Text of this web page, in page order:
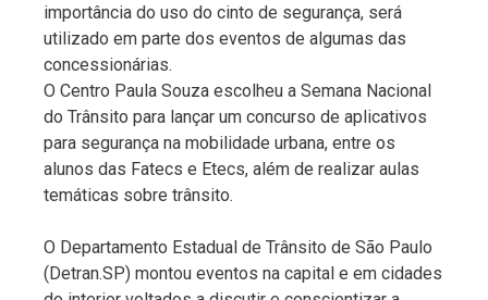
importância do uso do cinto de segurança, será
utilizado em parte dos eventos de algumas das
concessionárias.
O Centro Paula Souza escolheu a Semana Nacional
do Trânsito para lançar um concurso de aplicativos
para segurança na mobilidade urbana, entre os
alunos das Fatecs e Etecs, além de realizar aulas
temáticas sobre trânsito.
O Departamento Estadual de Trânsito de São Paulo
(Detran.SP) montou eventos na capital e em cidades